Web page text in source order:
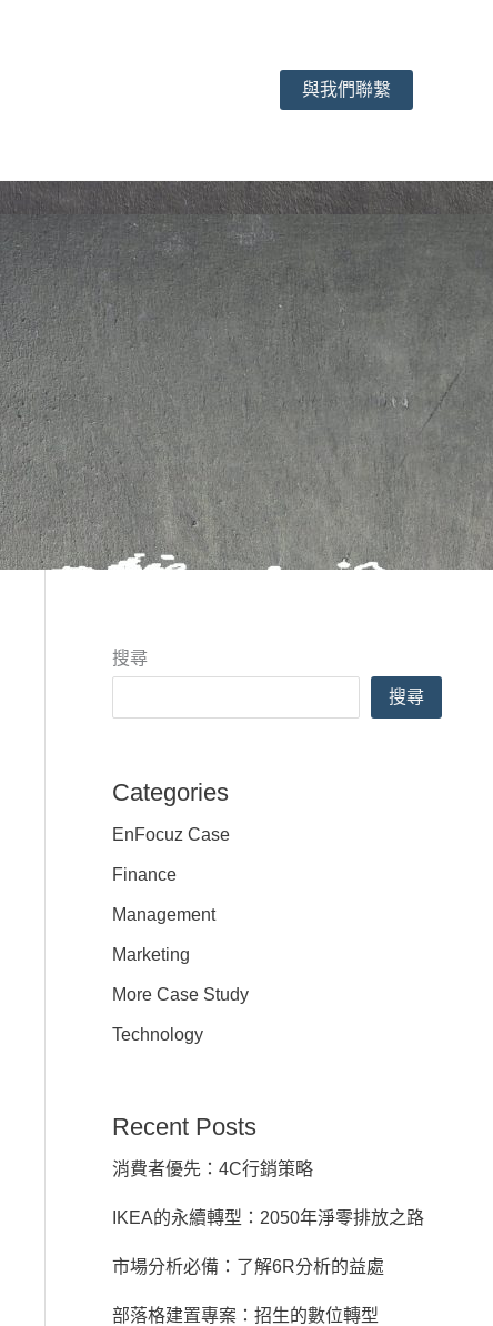
與我們聯繫
搜尋
搜尋
Categories
EnFocuz Case
Finance
Management
Marketing
More Case Study
Technology
Recent Posts
消費者優先：4C行銷策略
IKEA的永續轉型：2050年淨零排放之路
市場分析必備：了解6R分析的益處
部落格建置專案：招生的數位轉型